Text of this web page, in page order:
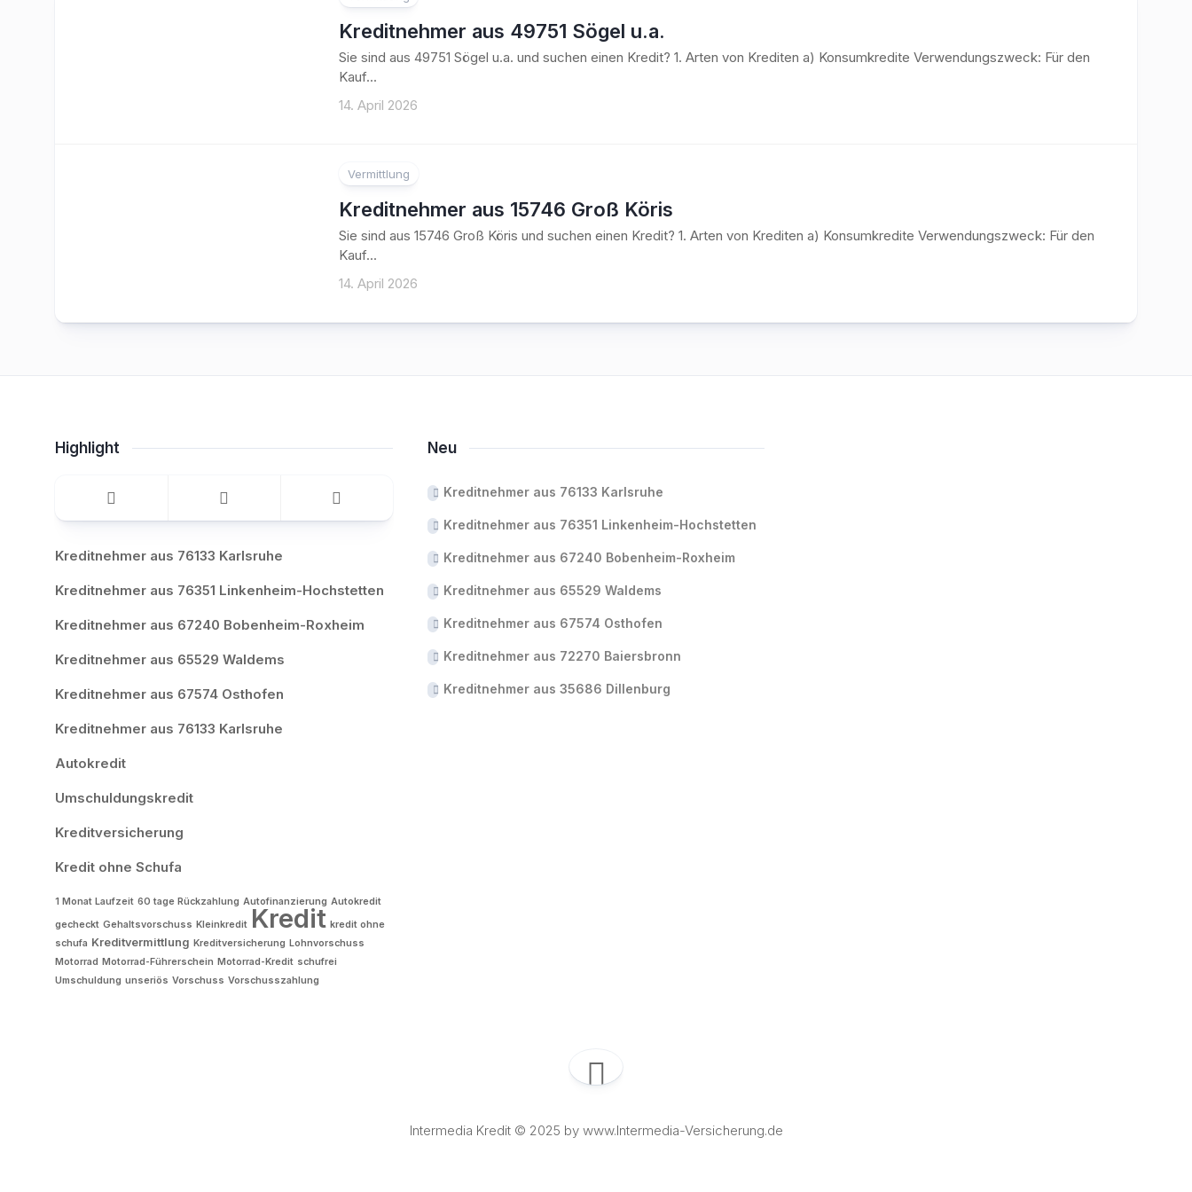
Kreditnehmer aus 49751 Sögel u.a.
Sie sind aus 49751 Sögel u.a. und suchen einen Kredit? 1. Arten von Krediten a) Konsumkredite Verwendungszweck: Für den
Kauf...
14. April 2026
Vermittlung
Kreditnehmer aus 15746 Groß Köris
Sie sind aus 15746 Groß Köris und suchen einen Kredit? 1. Arten von Krediten a) Konsumkredite Verwendungszweck: Für den
Kauf...
14. April 2026
Highlight
Kreditnehmer aus 76133 Karlsruhe
Kreditnehmer aus 76351 Linkenheim-Hochstetten
Kreditnehmer aus 67240 Bobenheim-Roxheim
Kreditnehmer aus 65529 Waldems
Kreditnehmer aus 67574 Osthofen
Kreditnehmer aus 76133 Karlsruhe
Autokredit
Umschuldungskredit
Kreditversicherung
Kredit ohne Schufa
1 Monat Laufzeit 60 tage Rückzahlung Autofinanzierung Autokredit
gecheckt Gehaltsvorschuss Kleinkredit Kredit kredit ohne
schufa Kreditvermittlung Kreditversicherung Lohnvorschuss
Motorrad Motorrad-Führerschein Motorrad-Kredit schufrei
Umschuldung unseriös Vorschuss Vorschusszahlung
Neu
Kreditnehmer aus 76133 Karlsruhe
Kreditnehmer aus 76351 Linkenheim-Hochstetten
Kreditnehmer aus 67240 Bobenheim-Roxheim
Kreditnehmer aus 65529 Waldems
Kreditnehmer aus 67574 Osthofen
Kreditnehmer aus 72270 Baiersbronn
Kreditnehmer aus 35686 Dillenburg
Intermedia Kredit © 2025 by www.Intermedia-Versicherung.de